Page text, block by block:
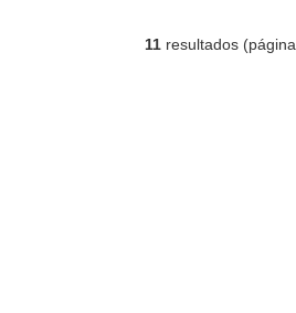
11resultados (página